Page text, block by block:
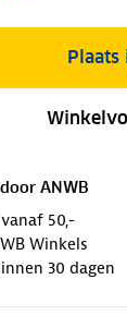
ANWB
50,-
Winkels
30 dagen